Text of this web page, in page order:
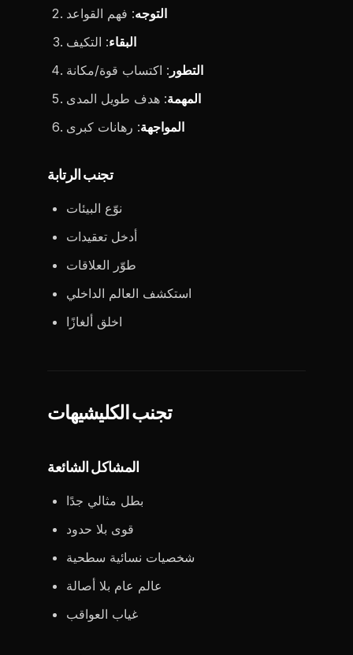
التوجه: فهم القواعد
البقاء: التكيف
التطور : اكتساب قوة/مكانة
المهمة: هدف طويل المدى
المواجهة: رهانات كبرى
تجنب الرتابة
نوّع البيئات
أدخل تعقيدات
طوّر العلاقات
استكشف العالم الداخلي
اخلق ألغازًا
تجنب الكليشيهات
المشاكل الشائعة
بطل مثالي جدًا
قوى بلا حدود
شخصيات نسائية سطحية
عالم عام بلا أصالة
غياب العواقب